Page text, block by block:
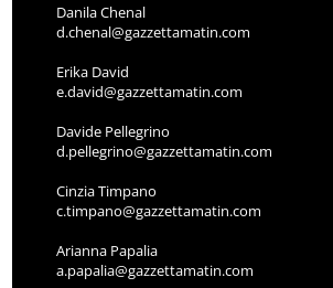
Danila Chenal
d.chenal@gazzettamatin.com
Erika David
e.david@gazzettamatin.com
Davide Pellegrino
d.pellegrino@gazzettamatin.com
Cinzia Timpano
c.timpano@gazzettamatin.com
Arianna Papalia
a.papalia@gazzettamatin.com